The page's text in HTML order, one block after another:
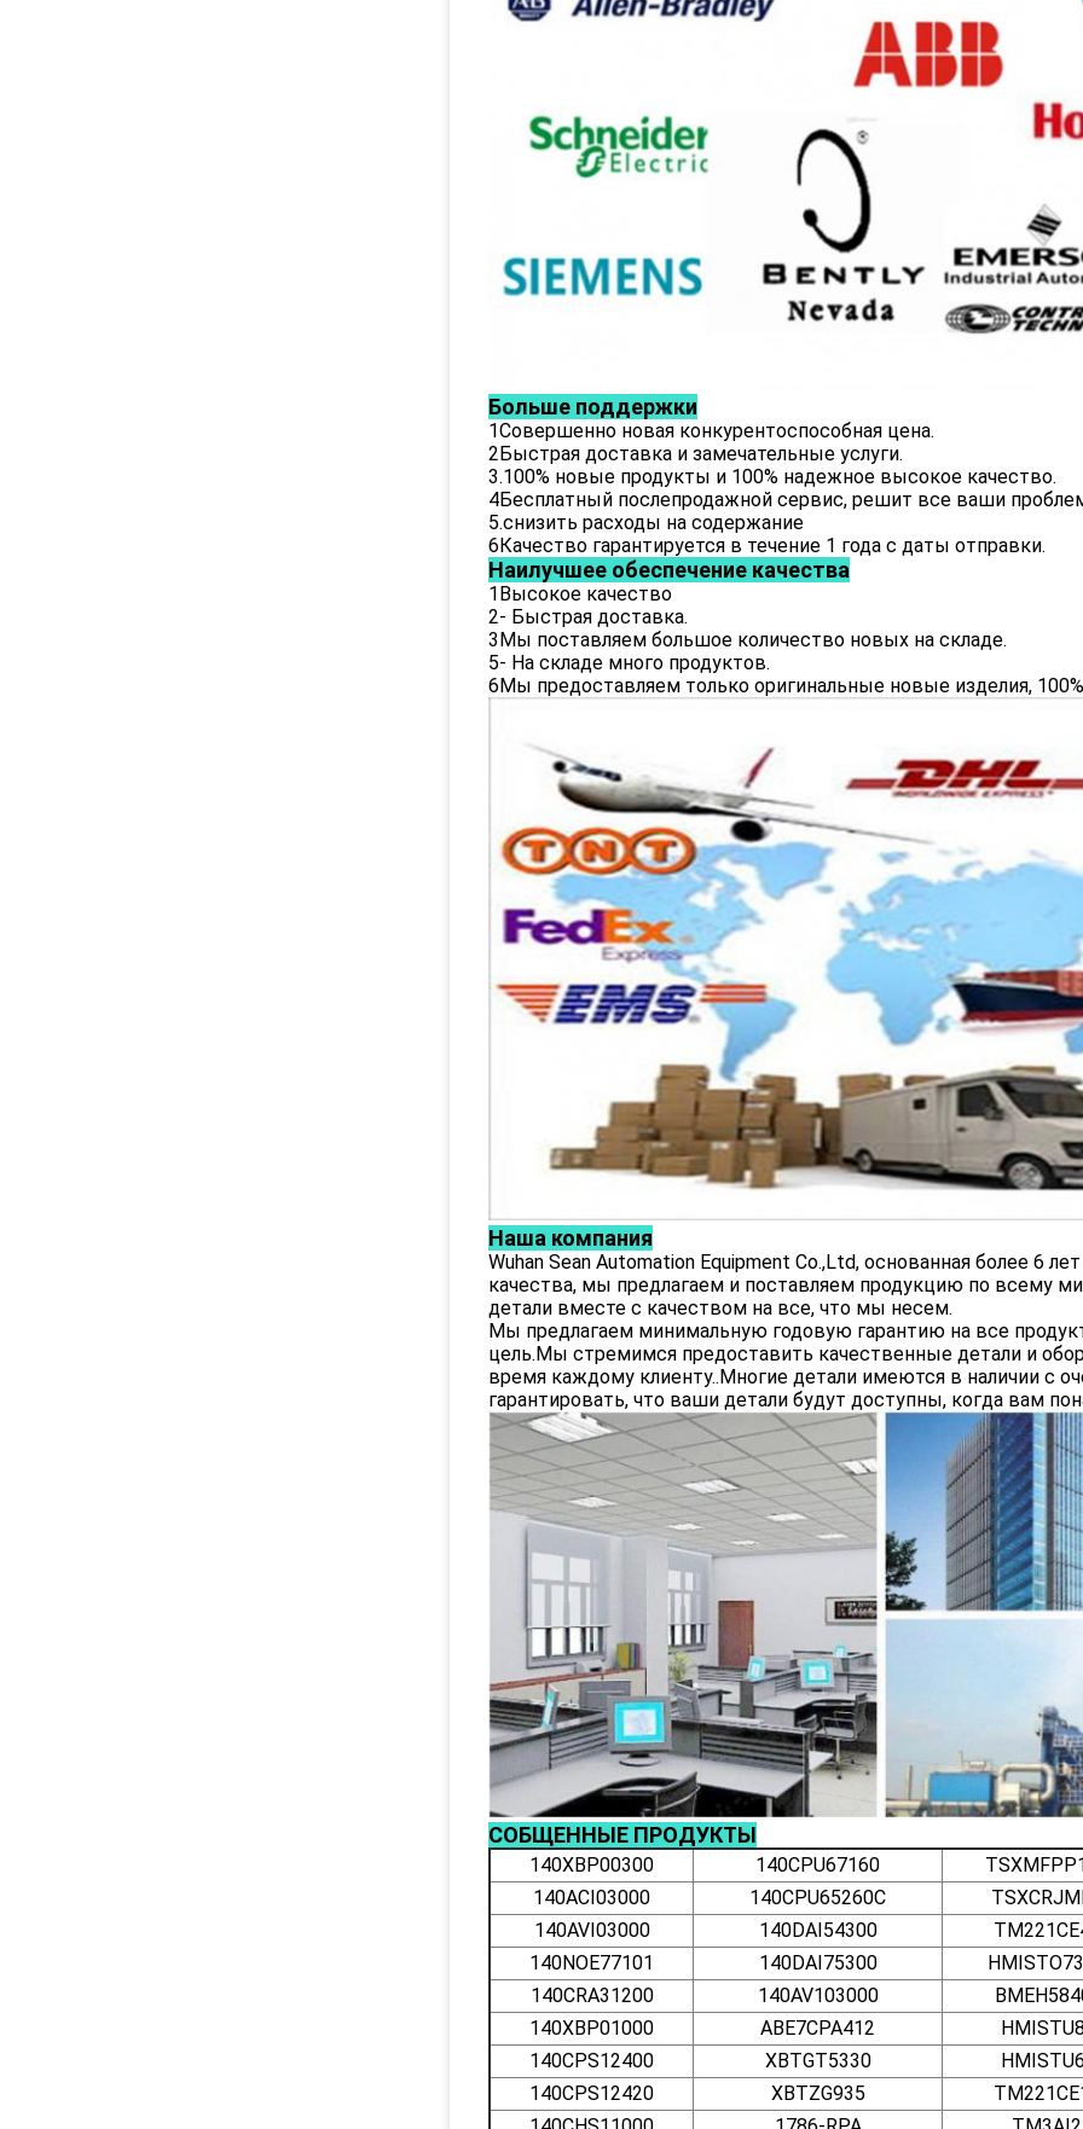
Больше поддержки
1Совершенно новая конкурентоспособная цена.
2Быстрая доставка и замечательные услуги.
3.100% новые продукты и 100% надежное высокое качество.
4Бесплатный послепродажной сервис, решит все ваши
5.снизить расходы на содержание
6Качество гарантируется в течение 1 года с даты отправки.
Наилучшее обеспечение качества
1Высокое качество
2- Быстрая доставка.
3Мы поставляем большое количество новых на складе.
5- На складе много продуктов.
6Мы предоставляем только оригинальные новые изделия,
Наша компания
Wuhan Sean Automation Equipment Co.,Ltd, основанная более 6
качества, мы предлагаем и поставляем продукцию по всему
детали вместе с качеством на все, что мы несем.
Мы предлагаем минимальную годовую гарантию на все
цель.Мы стремимся предоставить качественные детали и
время каждому клиенту..Многие детали имеются в наличии с
гарантировать, что ваши детали будут доступны, когда вам
СОБЩЕННЫЕ ПРОДУКТЫ
140XBP00300 140CPU67160
140ACI03000
140CPU65260C
140AVI03000
140DAI54300
140NOE77101
140DAI75300
140CRA31200
140AV103000
140XBP01000
ABE7CPA412
140CPS12400
XBTGT5330
140CPS12420
XBTZG935